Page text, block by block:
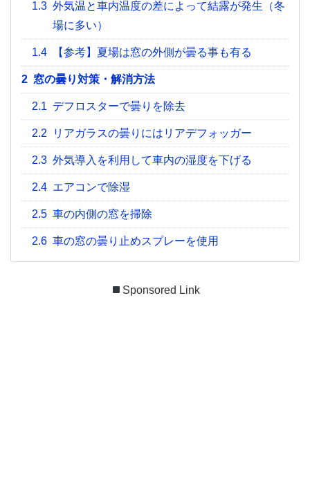
1.3 外気温と車内温度の差によって結露が発生（冬
場に多い）
1.4 【参考】夏場は窓の外側が曇る事も有る
2 窓の曇り対策・解消方法
2.1 デフロスターで曇りを除去
2.2 リアガラスの曇りにはリアデフォッガー
2.3 外気導入を利用して車内の湿度を下げる
2.4 エアコンで除湿
2.5 車の内側の窓を掃除
2.6 車の窓の曇り止めスプレーを使用
Sponsored Link